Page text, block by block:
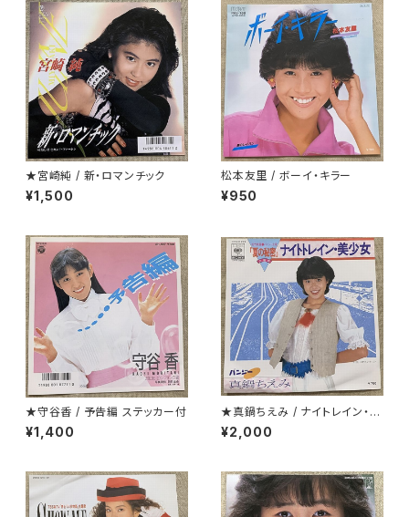
★宮崎純 / 新・ロマンチック
¥1,500
松本友里 / ボーイ・キラー
¥950
★守谷香 / 予告編 ステッカー付
¥1,400
★真鍋ちえみ / ナイトレイン・美
少女 プロモ
¥2,000